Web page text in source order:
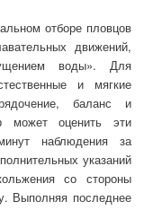
отборе пловцов
движений,
воды». Для
и мягкие
баланс и
может оценить эти
наблюдения за
указаний
со стороны
Выполняя последнее